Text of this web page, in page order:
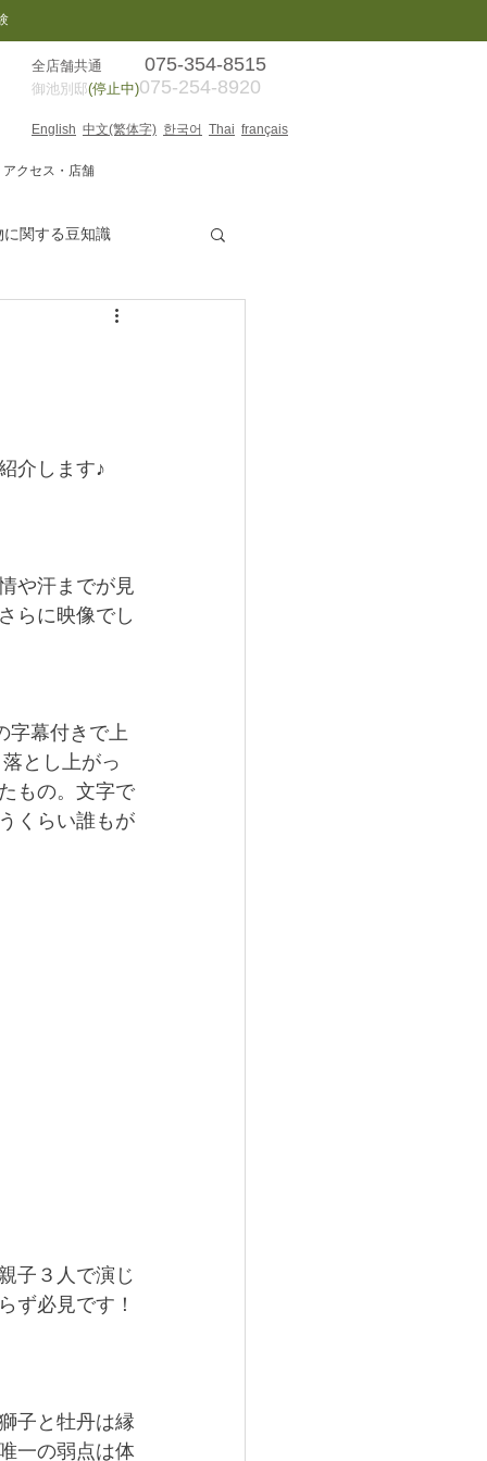
全店舗共通 075-354-8515
御池別邸(停止中)075-254-8920
English 中文(繁体字) 한국어 Thai français
アクセス・店舗
に関する豆知識
本日のお客様
介します♪
や汗までが見
らに映像でし
字幕付きで上
とし上がっ
もの。文字で
くらい誰もが
子３人で演じ
ず必見です！
子と牡丹は縁
一の弱点は体